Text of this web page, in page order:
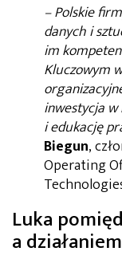
– Polskie
danych i
im
Kluczowym
inwestycja
i edukację
Biegun,
Operating
Luka
a działaniem